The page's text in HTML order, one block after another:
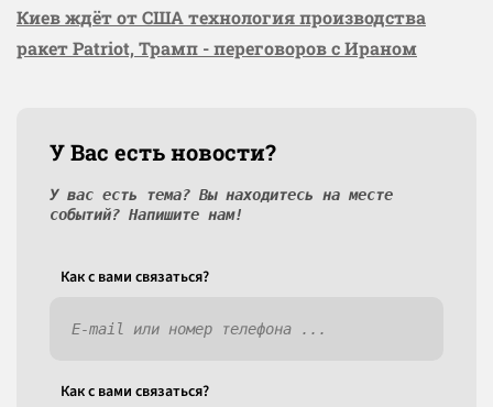
Киев ждёт от США технология производства
ракет Patriot, Трамп - переговоров с Ираном
У Вас есть новости?
У вас есть тема? Вы находитесь на месте
событий? Напишите нам!
Как c вами связаться?
Как c вами связаться?